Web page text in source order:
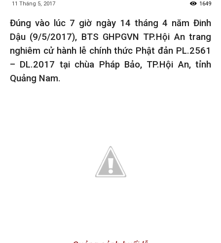
11 Tháng 5, 2017 1649
Đúng vào lúc 7 giờ ngày 14 tháng 4 năm Đinh
Dậu (9/5/2017), BTS GHPGVN TP.Hội An trang
nghiêm cử hành lễ chính thức Phật đản PL.2561
– DL.2017 tại chùa Pháp Bảo, TP.Hội An, tỉnh
Quảng Nam.